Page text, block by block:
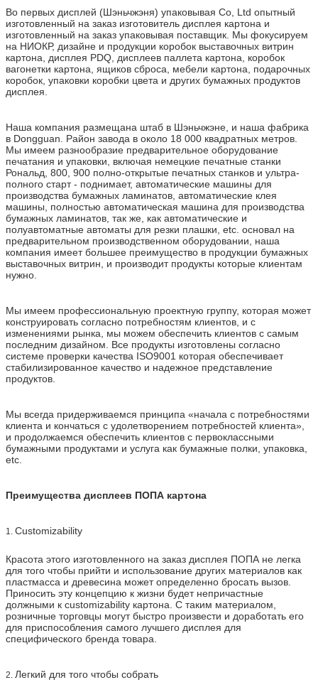
Во первых дисплей (Шэньчжэня) упаковывая Co, Ltd опытный
изготовленный на заказ изготовитель дисплея картона и
изготовленный на заказ упаковывая поставщик. Мы фокусируем
на НИОКР, дизайне и продукции коробок выставочных витрин
картона, дисплея PDQ, дисплеев паллета картона, коробок
вагонетки картона, ящиков сброса, мебели картона, подарочных
коробок, упаковки коробки цвета и других бумажных продуктов
дисплея.
Наша компания размещана штаб в Шэньчжэне, и наша фабрика
в Dongguan. Район завода в около 18 000 квадратных метров.
Мы имеем разнообразие предварительное оборудование
печатания и упаковки, включая немецкие печатные станки
Рональд, 800, 900 полно-открытые печатных станков и ультра-
полного старт - поднимает, автоматические машины для
производства бумажных ламинатов, автоматические клея
машины, полностью автоматическая машина для производства
бумажных ламинатов, так же, как автоматические и
полуавтоматные автоматы для резки плашки, etc. основал на
предварительном производственном оборудовании, наша
компания имеет большее преимущество в продукции бумажных
выставочных витрин, и производит продукты которые клиентам
нужно.
Мы имеем профессиональную проектную группу, которая может
конструировать согласно потребностям клиентов, и с
изменениями рынка, мы можем обеспечить клиентов с самым
последним дизайном. Все продукты изготовлены согласно
системе проверки качества ISO9001 которая обеспечивает
стабилизированное качество и надежное представление
продуктов.
Мы всегда придерживаемся принципа «начала с потребностями
клиента и кончаться с удолетворением потребностей клиента»,
и продолжаемся обеспечить клиентов с первоклассными
бумажными продуктами и услуга как бумажные полки, упаковка,
etc.
Преимущества дисплеев ПОПА картона
1. Customizability
Красота этого изготовленного на заказ дисплея ПОПА не легка
для того чтобы прийти и использование других материалов как
пластмасса и древесина может определенно бросать вызов.
Приносить эту концепцию к жизни будет непричастные
должными к customizability картона. С таким материалом,
розничные торговцы могут быстро произвести и доработать его
для приспособления самого лучшего дисплея для
специфического бренда товара.
2. Легкий для того чтобы собрать